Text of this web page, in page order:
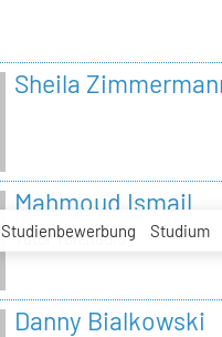
Studienbewerbung Studium
Sheila
Mahmoud Ismail
Tutor Tonstudio
Danny Bialkowski